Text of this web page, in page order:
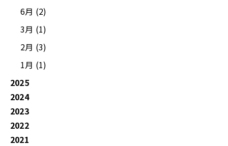
6月 (2)
3月 (1)
2月 (3)
1月 (1)
2025
2024
2023
2022
2021